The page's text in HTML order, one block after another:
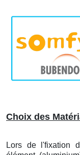
Choix des
Lors de l'fixation